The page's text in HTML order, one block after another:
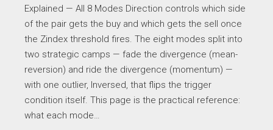
Explained — All 8 Modes Direction controls which side
of the pair gets the buy and which gets the sell once
the Zindex threshold fires. The eight modes split into
two strategic camps — fade the divergence (mean-
reversion) and ride the divergence (momentum) —
with one outlier, Inversed, that flips the trigger
condition itself. This page is the practical reference:
what each mode…